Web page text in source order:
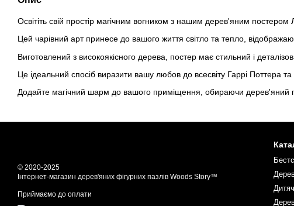
Освітіть свій простір магічним вогником з нашим дерев'яним постером
Цей чарівний арт принесе до вашого життя світло та тепло,
Виготовлений з високоякісного дерева, постер має стильний і
Це ідеальний спосіб виразити вашу любов до всесвіту Гаррі Поттера
Додайте магічний шарм до вашого приміщення, обираючи дерев'яний
© 2020-2025
Інтернет-магазин дерев'яних фігурних пазлів Woods Story™
Приймаємо до оплати